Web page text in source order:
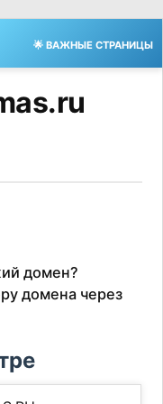
🌟 ВАЖНЫЕ СТРАНИЦЫ
домен?
домена через